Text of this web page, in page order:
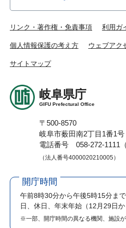
リンク・著作権・免責事項 利用ガ
個人情報保護の考え方 ウェブアク
サイトマップ
岐阜県庁
GIFU Prefectural Office
〒500-8570
岐阜市薮田南2丁目1番1号
電話番号 058-272-1111（
（法人番号4000020210005）
開庁時間
午前8時30分から午後5時15分まで
日、休日、年末年始（12月29日か
※一部、開庁時間の異なる機関、施設が